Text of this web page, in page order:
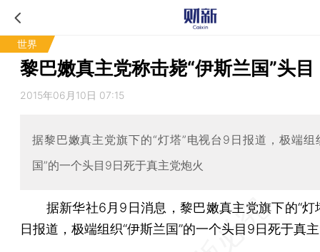
世界
黎巴嫩真主党称击毙“伊斯兰国”头目
2015年06月10日 07:15
据黎巴嫩真主党旗下的“灯塔”电视台9日报道，极端组
国”的一个头目9日死于真主党炮火
据新华社6月9日消息，黎巴嫩真主党旗下的“灯
日报道，极端组织“伊斯兰国”的一个头目9日死于真主